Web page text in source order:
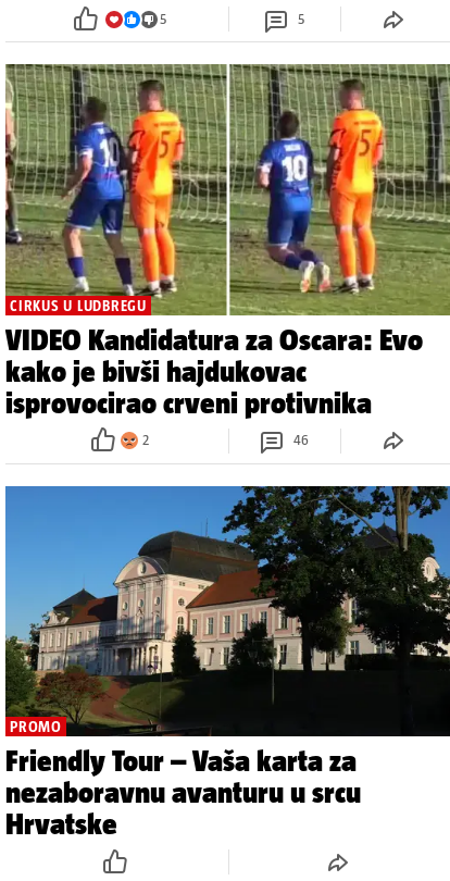
5 5
CIRKUS U LUDBREGU
VIDEO Kandidatura za Oscara: Evo
kako je bivši hajdukovac
isprovocirao crveni protivnika
2 46
PROMO
Friendly Tour – Vaša karta za
nezaboravnu avanturu u srcu
Hrvatske